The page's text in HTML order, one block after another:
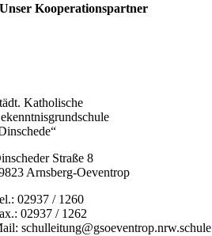
Unser Kooperationspartner
Katholische
Straße 8
Arnsberg-Oeventrop
02937 / 1260
02937 / 1262
schulleitung@gsoeventrop.nrw.schule